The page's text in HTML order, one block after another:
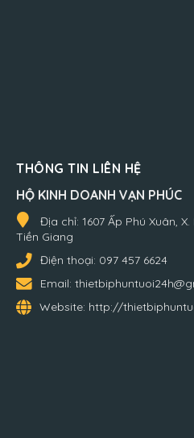
THÔNG TIN LIÊN HỆ
HỘ KINH DOANH VẠN PHÚC
Địa chỉ: 1607 Ấp Phú Xuân,
Tiền Giang
Điện thoại: 097 457 6624
Email:
Website: http://